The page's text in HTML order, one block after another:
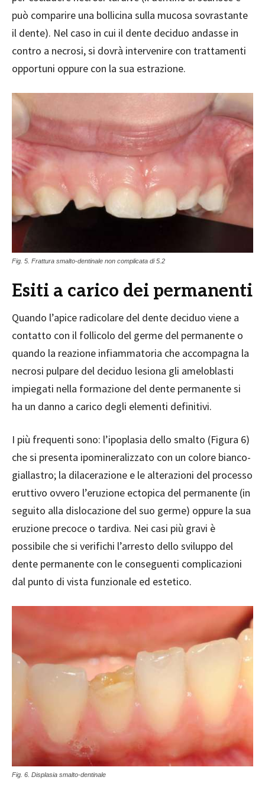
può comparire una bollicina sulla mucosa sovrastante
il dente). Nel caso in cui il dente deciduo andasse in
contro a necrosi, si dovrà intervenire con trattamenti
opportuni oppure con la sua estrazione.
Fig. 5. Frattura smalto-dentinale non complicata di 5.2
Esiti a carico dei permanenti
Quando l’apice radicolare del dente deciduo viene a
contatto con il follicolo del germe del permanente o
quando la reazione infiammatoria che accompagna la
necrosi pulpare del deciduo lesiona gli ameloblasti
impiegati nella formazione del dente permanente si
ha un danno a carico degli elementi definitivi.
I più frequenti sono: l’ipoplasia dello smalto (Figura 6)
che si presenta ipomineralizzato con un colore bianco-
giallastro; la dilacerazione e le alterazioni del processo
eruttivo ovvero l’eruzione ectopica del permanente (in
seguito alla dislocazione del suo germe) oppure la sua
eruzione precoce o tardiva. Nei casi più gravi è
possibile che si verifichi l’arresto dello sviluppo del
dente permanente con le conseguenti complicazioni
dal punto di vista funzionale ed estetico.
Fig. 6. Displasia smalto-dentinale